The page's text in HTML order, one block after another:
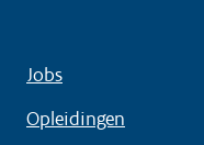
Jobs
Opleidingen